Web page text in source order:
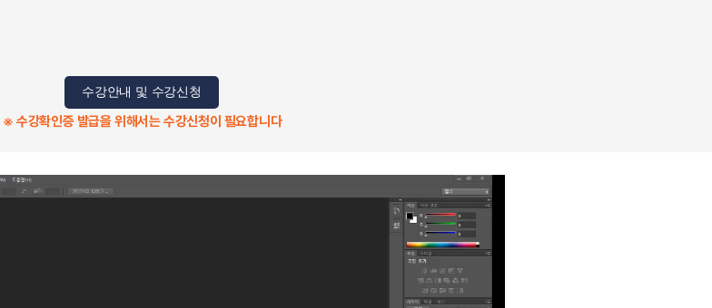
수강안내 및 수강신청
※ 수강확인증 발급을 위해서는 수강신청이 필요합니다